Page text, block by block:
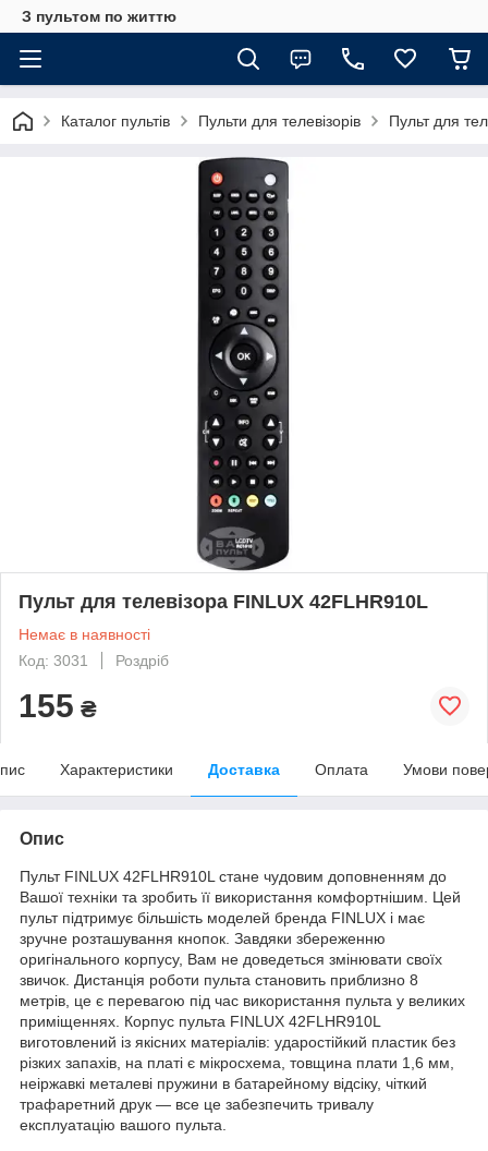
З пультом по життю
Каталог пультів Пульти для телевізорів Пульт для
Пульт для телевізора FINLUX 42FLHR910L
Немає в наявності
Код: 3031
Роздріб
155 ₴
Характеристики Доставка Оплата Умови
Опис
Пульт FINLUX 42FLHR910L стане чудовим доповненням до
Вашої техніки та зробить її використання комфортнішим. Цей
пульт підтримує більшість моделей бренда FINLUX і має
зручне розташування кнопок. Завдяки збереженню
оригінального корпусу, Вам не доведеться змінювати своїх
звичок. Дистанція роботи пульта становить приблизно 8
метрів, це є перевагою під час використання пульта у великих
приміщеннях. Корпус пульта FINLUX 42FLHR910L
виготовлений із якісних матеріалів: ударостійкий пластик без
різких запахів, на платі є мікросхема, товщина плати 1,6 мм,
неіржавкі металеві пружини в батарейному відсіку, чіткий
трафаретний друк — все це забезпечить тривалу
експлуатацію вашого пульта.